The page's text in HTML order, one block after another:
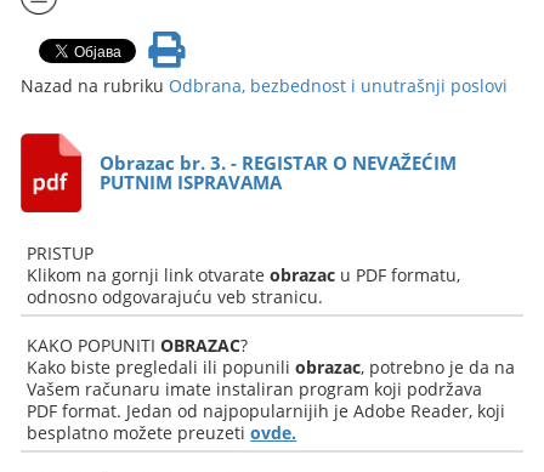
Nazad na rubriku Odbrana, bezbednost i unutrašnji poslovi
Obrazac br. 3. - REGISTAR O NEVAŽEĆIM
PUTNIM ISPRAVAMA
PRISTUP
Klikom na gornji link otvarateobrazac u PDF formatu,
odnosno odgovarajuću veb stranicu.
KAKO POPUNITIOBRAZAC?
Kako biste pregledali ili popuniliobrazac, potrebno je da na
Vašem računaru imate instaliran program koji podržava
PDF format. Jedan od najpopularnijih je Adobe Reader, koji
besplatno možete preuzetiovde.